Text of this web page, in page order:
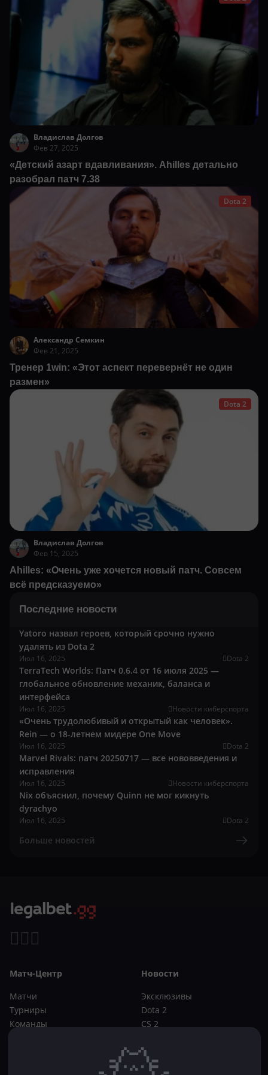
Владислав Долгов
Фев 27, 2025
«Детский азарт вдавливания». Ahilles детально
разобрал патч 7.38
Dota 2
Александр Семкин
Фев 21, 2025
Тренер 1win: «Этот аспект перевернёт не один
размен»
Dota 2
Владислав Долгов
Фев 15, 2025
Ahilles: «Очень уже хочется новый патч. Совсем
всё предсказуемо»
Последние новости
Yatoro назвал героев, который срочно нужно
удалять из Dota 2
Июл 16, 2025 Dota 2
TerraTech Worlds: Патч 0.6.4 от 16 июля 2025 —
глобальное обновление механик, баланса и
интерфейса
Июл 16, 2025 Новости киберспорта
«Очень трудолюбивый и открытый как человек».
Rein — о 18-летнем мидере One Move
Июл 16, 2025 Dota 2
Marvel Rivals: патч 20250717 — все нововведения и
исправления
Июл 16, 2025 Новости киберспорта
Nix объяснил, почему Quinn не мог кикнуть
dyrachyo
Июл 16, 2025 Dota 2
Больше новостей
Матч-Центр
Матчи
Турниры
Команды
Новости
Эксклюзивы
Dota 2
CS 2
Букмекеры